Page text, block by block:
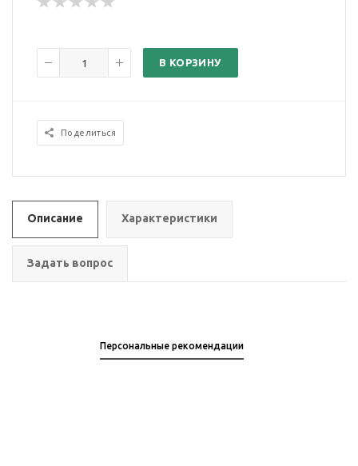
В КОРЗИНУ
Поделиться
Описание Характеристики
Задать вопрос
Персональные рекомендации